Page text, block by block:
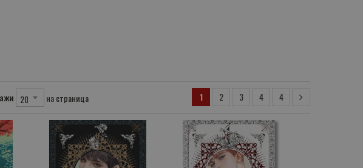
на страница 1 2 3 4 4